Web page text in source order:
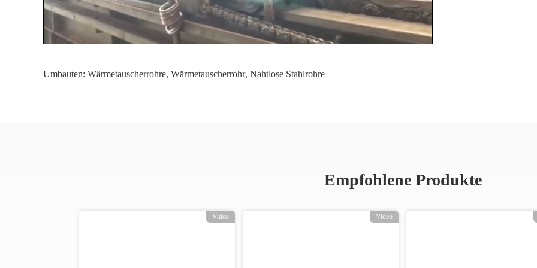
Umbauten: Wärmetauscherrohre, Wärmetauscherrohr, Nahtlose Stahlrohre
Empfohlene Produkte
Video Video